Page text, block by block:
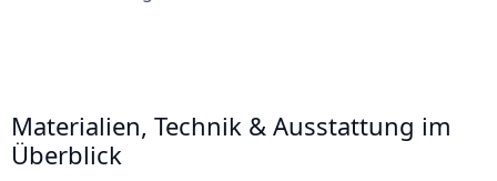
Materialien, Technik & Ausstattung im
Überblick